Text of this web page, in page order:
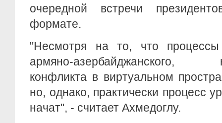
очередной встречи
формате.
"Несмотря на то, что процессы
армяно-азербайджанского,
конфликта в виртуальном
но, однако, практически процесс
начат", - считает Ахмедоглу.